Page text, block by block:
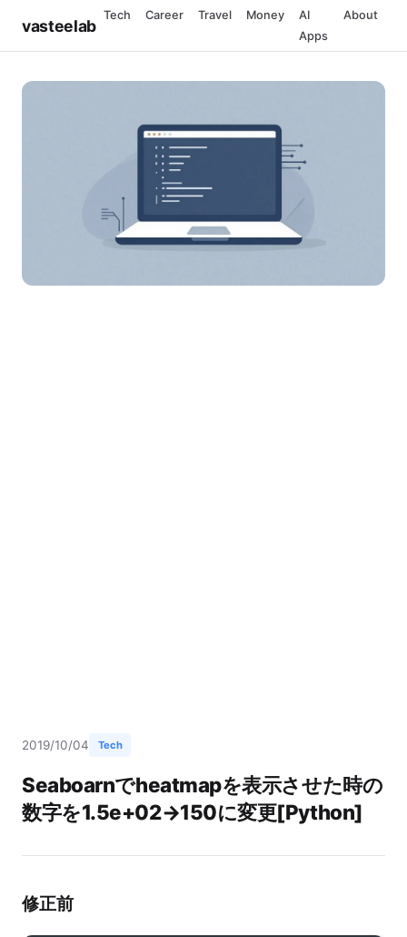
vasteelab
Tech Career Travel Money
AI
Apps
About
2019/10/04 Tech
Seaboarnでheatmapを表示させた時の
数字を1.5e+02→150に変更[Python]
修正前